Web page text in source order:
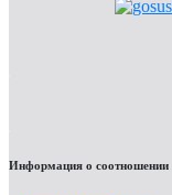
Информация о соотношении